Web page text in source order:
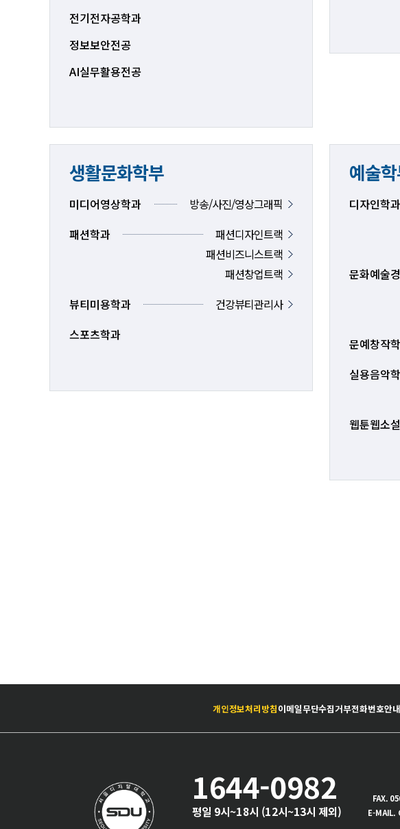
전기전자공학과
정보보안전공
AI실무활용전공
생활문화학부
미디어영상학과
방송/사진/영상그래픽
패션학과
패션디자인트랙
패션비즈니스트랙
패션창업트랙
뷰티미용학과
건강뷰티관리사
스포츠학과
예술
디자인학과
문화예술
문예창작
실용음악
웹툰웹소
개인정보처리방침이메일무단수집거부전화번호안내
1644-0982
평일 9시~18시 (12시~13시 제외)
FAX.
E-MAIL.